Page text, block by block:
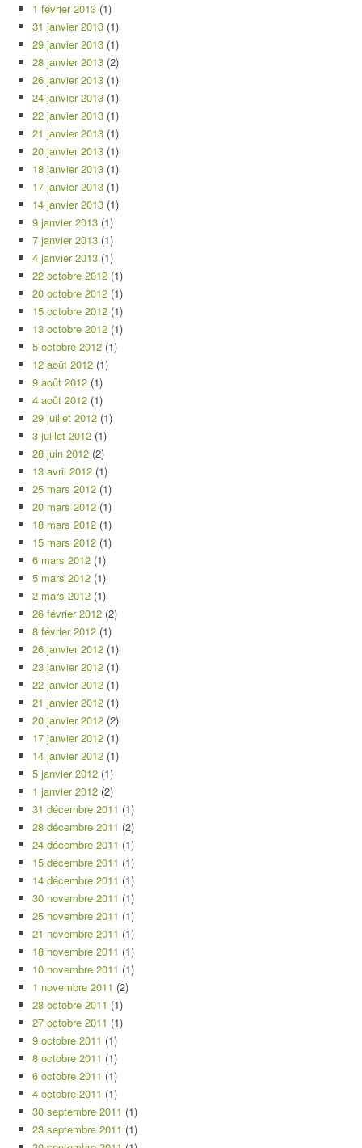
1 février 2013 (1)
31 janvier 2013 (1)
29 janvier 2013 (1)
28 janvier 2013 (2)
26 janvier 2013 (1)
24 janvier 2013 (1)
22 janvier 2013 (1)
21 janvier 2013 (1)
20 janvier 2013 (1)
18 janvier 2013 (1)
17 janvier 2013 (1)
14 janvier 2013 (1)
9 janvier 2013 (1)
7 janvier 2013 (1)
4 janvier 2013 (1)
22 octobre 2012 (1)
20 octobre 2012 (1)
15 octobre 2012 (1)
13 octobre 2012 (1)
5 octobre 2012 (1)
12 août 2012 (1)
9 août 2012 (1)
4 août 2012 (1)
29 juillet 2012 (1)
3 juillet 2012 (1)
28 juin 2012 (2)
13 avril 2012 (1)
25 mars 2012 (1)
20 mars 2012 (1)
18 mars 2012 (1)
15 mars 2012 (1)
6 mars 2012 (1)
5 mars 2012 (1)
2 mars 2012 (1)
26 février 2012 (2)
8 février 2012 (1)
26 janvier 2012 (1)
23 janvier 2012 (1)
22 janvier 2012 (1)
21 janvier 2012 (1)
20 janvier 2012 (2)
17 janvier 2012 (1)
14 janvier 2012 (1)
5 janvier 2012 (1)
1 janvier 2012 (2)
31 décembre 2011 (1)
28 décembre 2011 (2)
24 décembre 2011 (1)
15 décembre 2011 (1)
14 décembre 2011 (1)
30 novembre 2011 (1)
25 novembre 2011 (1)
21 novembre 2011 (1)
18 novembre 2011 (1)
10 novembre 2011 (1)
1 novembre 2011 (2)
28 octobre 2011 (1)
27 octobre 2011 (1)
9 octobre 2011 (1)
8 octobre 2011 (1)
6 octobre 2011 (1)
4 octobre 2011 (1)
30 septembre 2011 (1)
23 septembre 2011 (1)